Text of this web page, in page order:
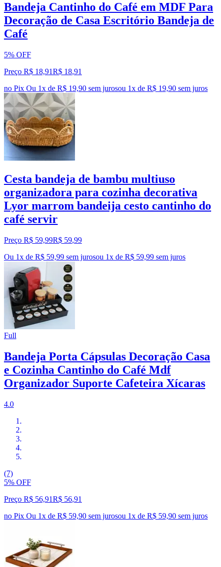
Bandeja Cantinho do Café em MDF Para
Decoração de Casa Escritório Bandeja de
Café
5% OFF
Preço R$ 18,91R$ 18,91
no Pix Ou 1x de R$ 19,90 sem jurosou 1x de R$ 19,90 sem juros
Cesta bandeja de bambu multiuso
organizadora para cozinha decorativa
Lyor marrom bandeija cesto cantinho do
café servir
Preço R$ 59,99R$ 59,99
Ou 1x de R$ 59,99 sem jurosou 1x de R$ 59,99 sem juros
Full
Bandeja Porta Cápsulas Decoração Casa
e Cozinha Cantinho do Café Mdf
Organizador Suporte Cafeteira Xícaras
4.0
(7)
5% OFF
Preço R$ 56,91R$ 56,91
no Pix Ou 1x de R$ 59,90 sem jurosou 1x de R$ 59,90 sem juros